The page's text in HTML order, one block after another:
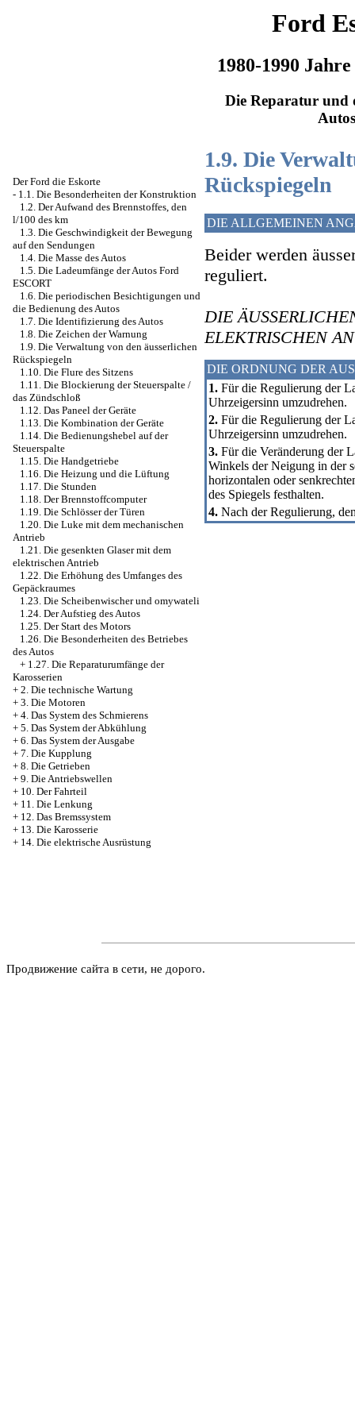
Ford
1980-1990
Die Reparatur und
Autos
Der Ford die Eskorte
- 1.1. Die Besonderheiten der Konstruktion
1.2. Der Aufwand des Brennstoffes, den
l/100 des km
1.3. Die Geschwindigkeit der Bewegung
auf den Sendungen
1.4. Die Masse des Autos
1.5. Die Ladeumfänge der Autos Ford
ESCORT
1.6. Die periodischen Besichtigungen und
die Bedienung des Autos
1.7. Die Identifizierung des Autos
1.8. Die Zeichen der Warnung
1.9. Die Verwaltung von den äusserlichen
Rückspiegeln
1.10. Die Flure des Sitzens
1.11. Die Blockierung der Steuerspalte /
das Zündschloß
1.12. Das Paneel der Geräte
1.13. Die Kombination der Geräte
1.14. Die Bedienungshebel auf der
Steuerspalte
1.15. Die Handgetriebe
1.16. Die Heizung und die Lüftung
1.17. Die Stunden
1.18. Der Brennstoffcomputer
1.19. Die Schlösser der Türen
1.20. Die Luke mit dem mechanischen
Antrieb
1.21. Die gesenkten Glaser mit dem
elektrischen Antrieb
1.22. Die Erhöhung des Umfanges des
Gepäckraumes
1.23. Die Scheibenwischer und omywateli
1.24. Der Aufstieg des Autos
1.25. Der Start des Motors
1.26. Die Besonderheiten des Betriebes
des Autos
+ 1.27. Die Reparaturumfänge der
Karosserien
+ 2. Die technische Wartung
+ 3. Die Motoren
+ 4. Das System des Schmierens
+ 5. Das System der Abkühlung
+ 6. Das System der Ausgabe
+ 7. Die Kupplung
+ 8. Die Getrieben
+ 9. Die Antriebswellen
+ 10. Der Fahrteil
+ 11. Die Lenkung
+ 12. Das Bremssystem
+ 13. Die Karosserie
+ 14. Die elektrische Ausrüstung
1.9. Die
Rückspiegeln
DIE ALLGEMEINEN
Beider werden
reguliert.
DIE
ELEKTRISCHEN
DIE ORDNUNG DER
1. Für die Regulierung der
Uhrzeigersinn umzudrehen.
2. Für die Regulierung der
Uhrzeigersinn umzudrehen.
3. Für die Veränderung der
Winkels der Neigung in der
horizontalen oder
des Spiegels festhalten.
4. Nach der Regulierung,
Продвижение сайта в сети, не дорого.